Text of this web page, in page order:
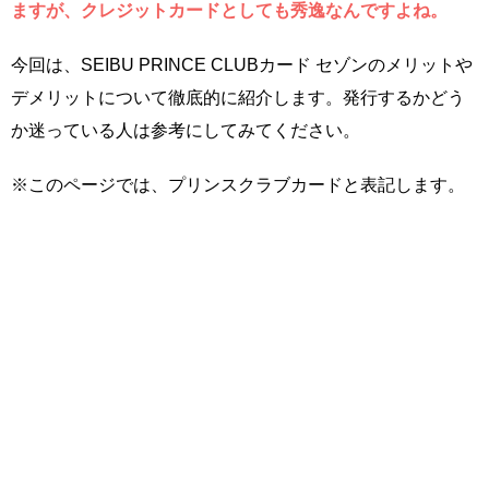
ますが、クレジットカードとしても秀逸なんですよね。
今回は、SEIBU PRINCE CLUBカード セゾンのメリットや
デメリットについて徹底的に紹介します。発行するかどう
か迷っている人は参考にしてみてください。
※このページでは、プリンスクラブカードと表記します。